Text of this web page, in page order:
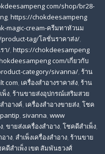
com/shop/br28-
, https://chokdeesampeng
magic-cream-ครีมทาหัวนม
tag/โลชั่นราคาส่ง/,
า/, https://chokdeesampeng
com/เกี่ยวกับ
category/sivanna/, ร้าน
com, เครื่องสำอางราคาส่ง, ร้าน
พ็ง, ร้านขายส่งอุปกรณ์เสริมสวย
ำอางค์, เครื่องสำอางขายส่ง, โชค
, sivanna, www
, ขายส่งเครื่องสำอาง, โชคดีสำเพ็ง,
อาง, สําเพ็งเครื่องสําอาง, ร้านขาย
ดีสำเพ็ง เขต สัมพันธวงศ์